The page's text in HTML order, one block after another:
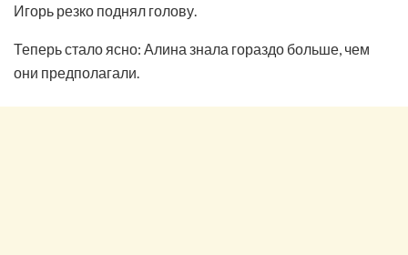
Игорь резко поднял голову.
Теперь стало ясно: Алина знала гораздо больше, чем
они предполагали.